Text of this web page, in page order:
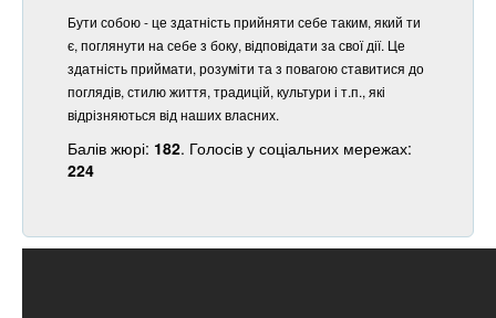
Бути собою - це здатність прийняти себе таким, який ти
є, поглянути на себе з боку, відповідати за свої дії. Це
здатність приймати, розуміти та з повагою ставитися до
поглядів, стилю життя, традицій, культури і т.п., які
відрізняються від наших власних.
Балів жюрі: 182. Голосів у соціальних мережах:
224